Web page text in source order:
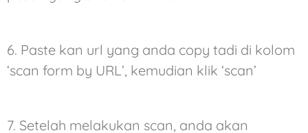
6. Paste kan url yang anda copy tadi di kolom
‘scan form by URL’, kemudian klik ‘scan’
7. Setelah melakukan scan, anda akan